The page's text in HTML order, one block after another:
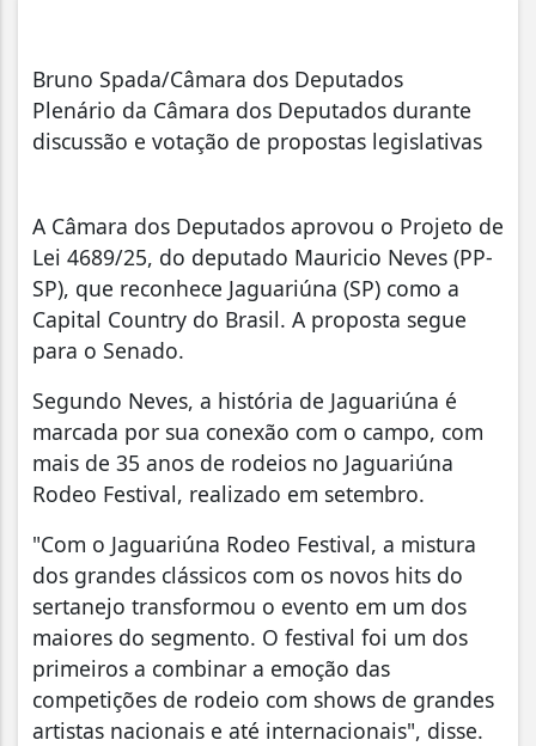
Bruno Spada/Câmara dos Deputados
Plenário da Câmara dos Deputados durante
discussão e votação de propostas legislativas
A Câmara dos Deputados aprovou o Projeto de
Lei 4689/25, do deputado Mauricio Neves (PP-
SP), que reconhece Jaguariúna (SP) como a
Capital Country do Brasil. A proposta segue
para o Senado.
Segundo Neves, a história de Jaguariúna é
marcada por sua conexão com o campo, com
mais de 35 anos de rodeios no Jaguariúna
Rodeo Festival, realizado em setembro.
"Com o Jaguariúna Rodeo Festival, a mistura
dos grandes clássicos com os novos hits do
sertanejo transformou o evento em um dos
maiores do segmento. O festival foi um dos
primeiros a combinar a emoção das
competições de rodeio com shows de grandes
artistas nacionais e até internacionais", disse.